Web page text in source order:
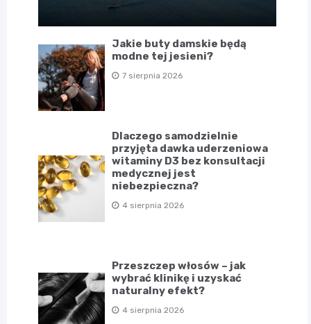
Jakie buty damskie będą
modne tej jesieni?
7 sierpnia 2026
Dlaczego samodzielnie
przyjęta dawka uderzeniowa
witaminy D3 bez konsultacji
medycznej jest
niebezpieczna?
4 sierpnia 2026
Przeszczep włosów – jak
wybrać klinikę i uzyskać
naturalny efekt?
4 sierpnia 2026